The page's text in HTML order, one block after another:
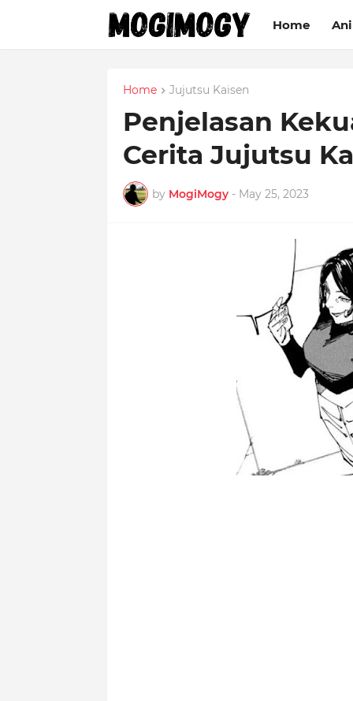
Home
Home Jujutsu Kaisen
Penjelasan
Cerita Jujutsu
by MogiMogy - May 25, 2023